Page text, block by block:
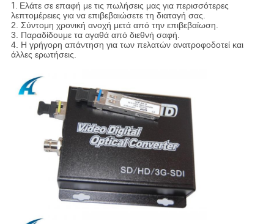
1. Ελάτε σε επαφή με τις πωλήσεις μας για περισσότερες
λεπτομέρειες για να επιβεβαιώσετε τη διαταγή σας.
2. Σύντομη χρονική ανοχή μετά από την επιβεβαίωση.
3. Παραδίδουμε τα αγαθά από διεθνή σαφή.
4. Η γρήγορη απάντηση για των πελατών ανατροφοδοτεί και
άλλες ερωτήσεις.